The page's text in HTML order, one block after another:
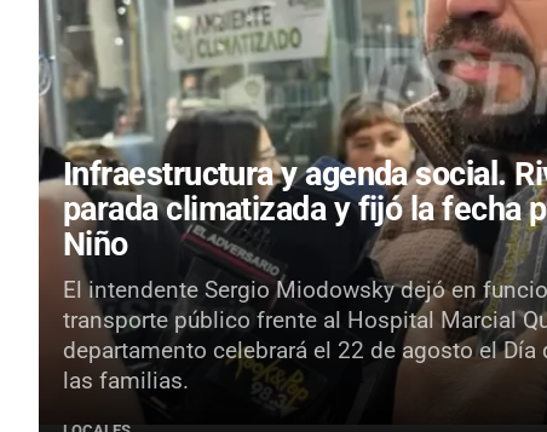
Infraestructura y agenda social.
parada climatizada y fijó la fecha
Niño
El intendente Sergio Miodowsky dejó en
transporte público frente al Hospital Marcial
departamento celebrará el 22 de agosto el
las familias.